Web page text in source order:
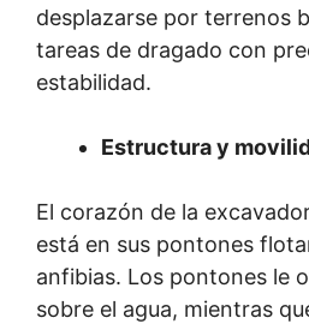
desplazarse por terrenos
tareas de dragado con
estabilidad.
Estructura y
El corazón de la
está en sus pontones
anfibias. Los pontones le
sobre el agua, mientras